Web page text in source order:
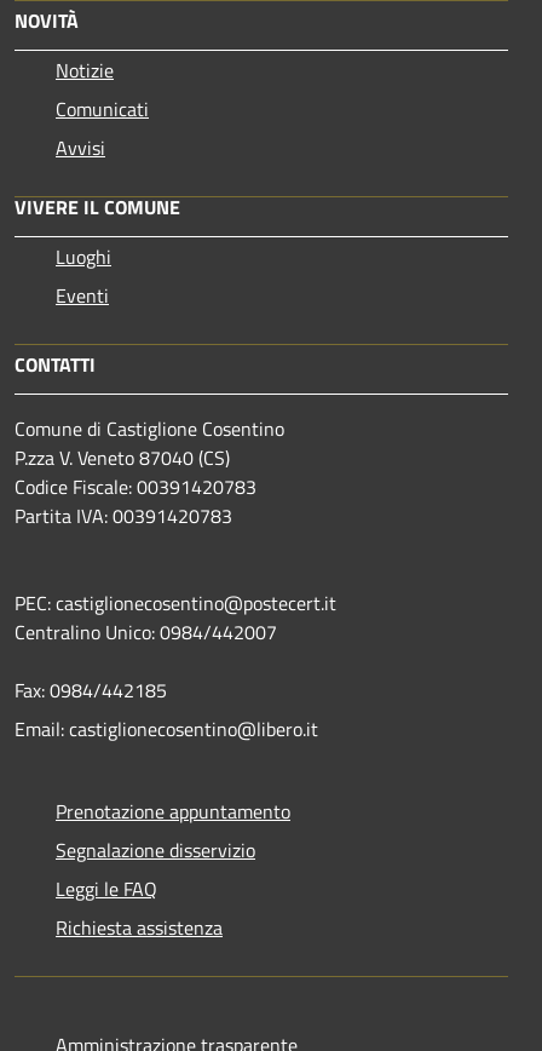
NOVITÀ
Notizie
Comunicati
Avvisi
VIVERE IL COMUNE
Luoghi
Eventi
CONTATTI
Comune di Castiglione Cosentino
P.zza V. Veneto 87040 (CS)
Codice Fiscale: 00391420783
Partita IVA: 00391420783
PEC: castiglionecosentino@postecert.it
Centralino Unico: 0984/442007
Fax: 0984/442185
Email: castiglionecosentino@libero.it
Prenotazione appuntamento
Segnalazione disservizio
Leggi le FAQ
Richiesta assistenza
Amministrazione trasparente